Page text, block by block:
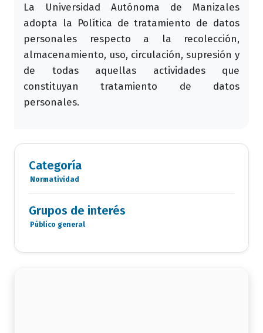
La Universidad Autónoma de Manizales
adopta la Política de tratamiento de datos
personales respecto a la recolección,
almacenamiento, uso, circulación, supresión y
de todas aquellas actividades que
constituyan tratamiento de datos
personales.
Categoría
Categoria
Documentos
Normatividad
Grupos de interés
Grupo
interés
Público general